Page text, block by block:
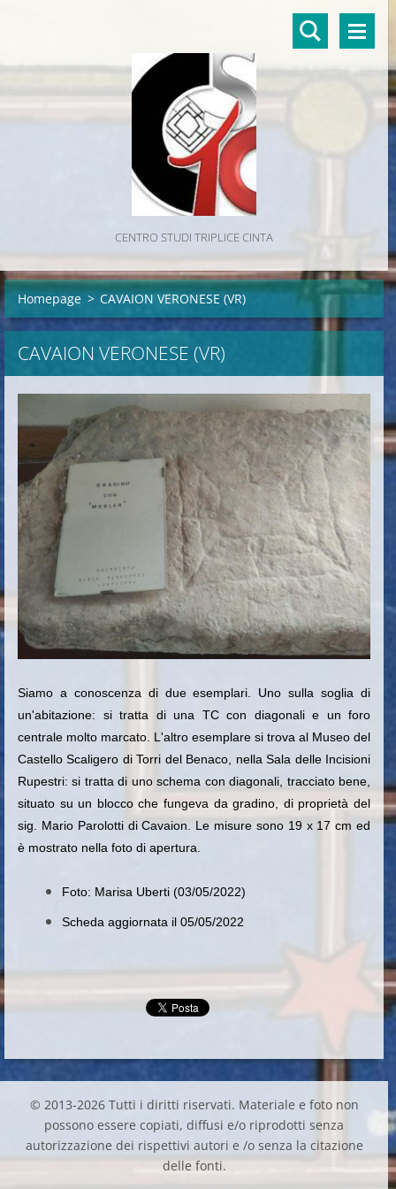
CENTRO STUDI TRIPLICE CINTA
Homepage > CAVAION VERONESE (VR)
CAVAION VERONESE (VR)
Siamo a conoscenza di due esemplari. Uno sulla soglia di
un'abitazione: si tratta di una TC con diagonali e un foro
centrale molto marcato. L'altro esemplare si trova al Museo del
Castello Scaligero di Torri del Benaco, nella Sala delle Incisioni
Rupestri: si tratta di uno schema con diagonali, tracciato bene,
situato su un blocco che fungeva da gradino, di proprietà del
sig. Mario Parolotti di Cavaion. Le misure sono 19 x 17 cm ed
è mostrato nella foto di apertura.
Foto: Marisa Uberti (03/05/2022)
Scheda aggiornata il 05/05/2022
© 2013-2026 Tutti i diritti riservati. Materiale e foto non
possono essere copiati, diffusi e/o riprodotti senza
autorizzazione dei rispettivi autori e /o senza la citazione
delle fonti.